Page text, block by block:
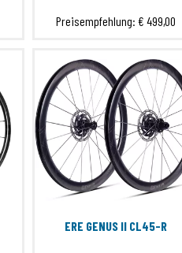
SRAM XDR
Submit
Preisempfehlung:€ 499,00
ERE GENUS II CL45-R